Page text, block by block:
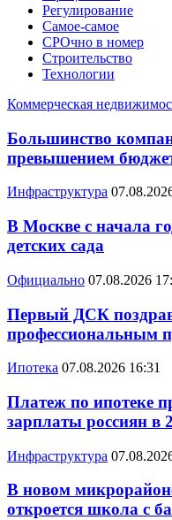
Регулирование
Самое-самое
СРОчно в номер
Строительство
Технологии
Коммерческая
Большинство
превышением
Инфраструктура
В Москве с начала
детских сада
Официально 07.08.2026
Первый ДСК
профессиональным
Ипотека 07.08.2026 16:31
Платеж по ипотеке
зарплаты россиян в
Инфраструктура
В новом
откроется школа с